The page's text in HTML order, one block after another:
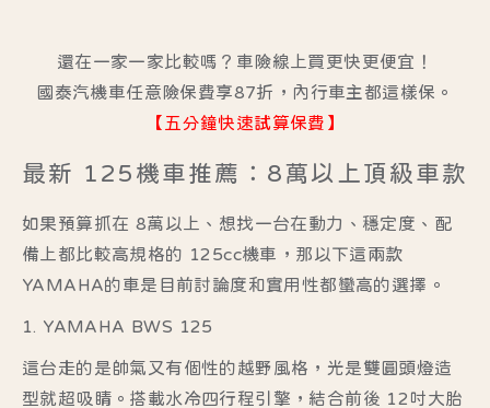
還在一家一家比較嗎？車險線上買更快更便宜！
國泰汽機車任意險保費享87折，內行車主都這樣保。
【五分鐘快速試算保費】
最新 125機車推薦：8萬以上頂級車款
如果預算抓在 8萬以上、想找一台在動力、穩定度、配
備上都比較高規格的 125cc機車，那以下這兩款
YAMAHA的車是目前討論度和實用性都蠻高的選擇。
1. YAMAHA BWS 125
這台走的是帥氣又有個性的越野風格，光是雙圓頭燈造
型就超吸睛。搭載水冷四行程引擎，結合前後 12吋大胎